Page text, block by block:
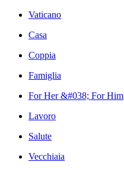
Vaticano
Casa
Coppia
Famiglia
For Her &#038; For Him
Lavoro
Salute
Vecchiaia